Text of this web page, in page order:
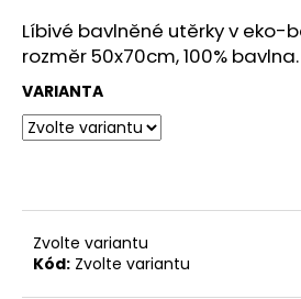
Líbivé bavlněné utěrky v eko-
rozměr 50x70cm, 100% bavlna.
VARIANTA
Zvolte variantu
Kód: Zvolte variantu
D
o
p
o
r
u
e